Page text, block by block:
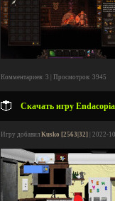
Комментариев: 3 | Просмотров: 3945
Скачать игру
Игру добавил Kusko [2563|32] | 2022-